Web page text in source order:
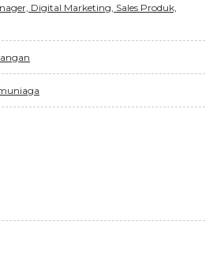
Digital Marketing, Sales Produk,